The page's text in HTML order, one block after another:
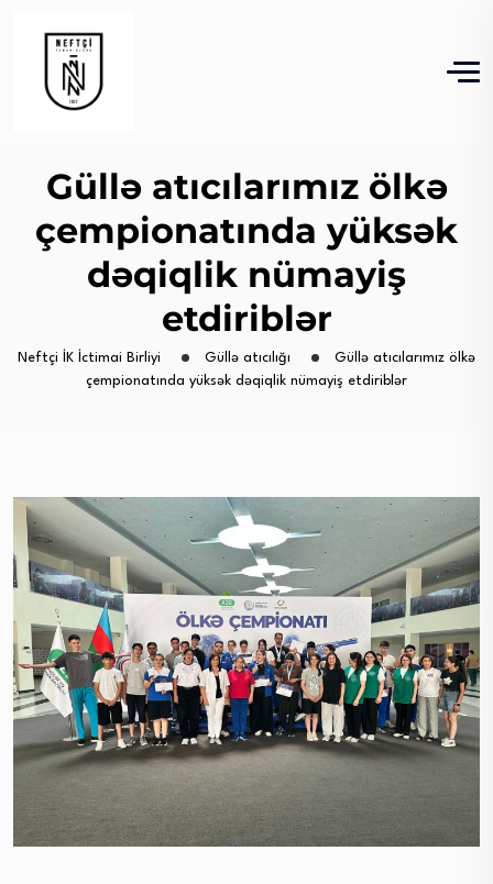
Güllə atıcılarımız ölkə
çempionatında yüksək
dəqiqlik nümayiş
etdiriblər
Neftçi İK İctimai Birliyi Güllə atıcılığı
Güllə atıcılarımız ölkə
çempionatında yüksək dəqiqlik nümayiş etdiriblər